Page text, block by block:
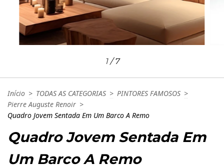
1/7
Início > TODAS AS CATEGORIAS > PINTORES FAMOSOS >
Pierre Auguste Renoir >
Quadro Jovem Sentada Em Um Barco A Remo
Quadro Jovem Sentada Em
Um Barco A Remo